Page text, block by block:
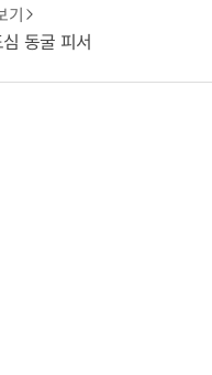
기
동굴 피서